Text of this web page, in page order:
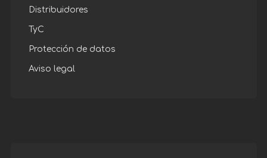
Distribuidores
TyC
Protección de datos
Aviso legal